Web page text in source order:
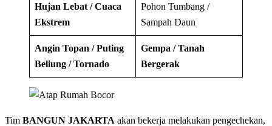
Hujan Lebat / Cuaca
Ekstrem
Pohon Tumbang /
Sampah Daun
Angin Topan / Puting
Beliung / Tornado
Gempa / Tanah
Bergerak
Tim BANGUN JAKARTA akan bekerja melakukan pengechekan,